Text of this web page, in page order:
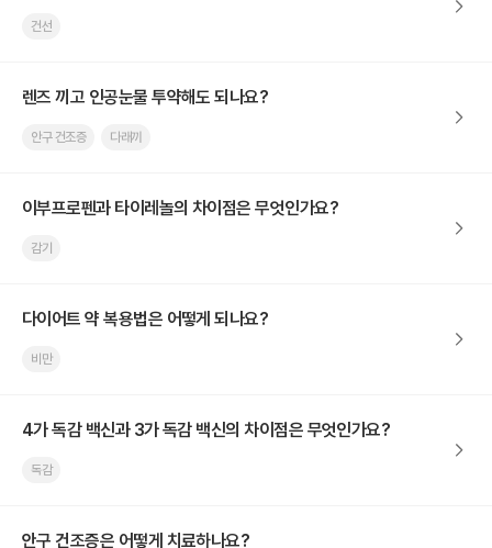
건선
렌즈 끼고 인공눈물 투약해도 되나요?
안구 건조증 다래끼
이부프로펜과 타이레놀의 차이점은 무엇인가요?
감기
다이어트 약 복용법은 어떻게 되나요?
비만
4가 독감 백신과 3가 독감 백신의 차이점은 무엇인가요?
독감
안구 건조증은 어떻게 치료하나요?